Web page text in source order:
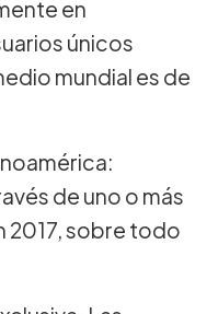
en
únicos
mundial es de
de uno o más
2017, sobre todo